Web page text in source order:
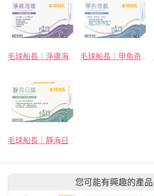
毛球船長｜淨膚海域 毛球船長｜甲魚奇航
毛球船長｜靜海日誌
您可能有興趣的產品